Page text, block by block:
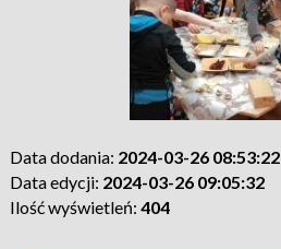
Data dodania: 2024-03-26 08:53:22
Data edycji: 2024-03-26 09:05:32
Ilość wyświetleń: 404